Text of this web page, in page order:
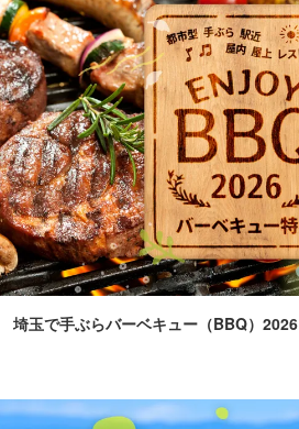
埼玉で手ぶらバーベキュー（BBQ）2026